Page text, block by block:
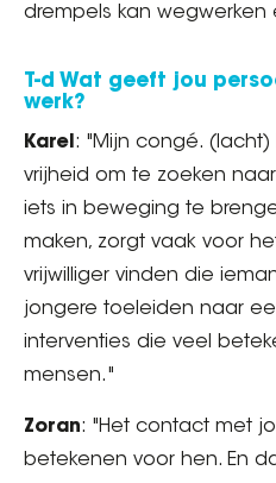
drempels kan wegwerken
T-d Wat geeft jou
werk?
Karel : "Mijn congé. (lacht)
vrijheid om te zoeken
iets in beweging te
maken, zorgt vaak voor
vrijwilliger vinden die
jongere toeleiden naar
interventies die veel
mensen."
Zoran: "Het contact met
betekenen voor hen. En